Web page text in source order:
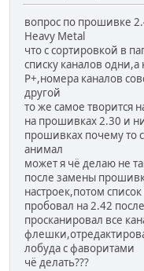
вопрос по прошивке
Heavy Metal
что с сортировкой в
списку каналов
Р+,номера каналов
другой
то же самое творится
на прошивках 2.30 и
прошивках почему то
анимал
может я чё делаю не
после замены
настроек,потом
пробовал на 2.42
просканировал все
лобуда с фаворитами
чё делать???